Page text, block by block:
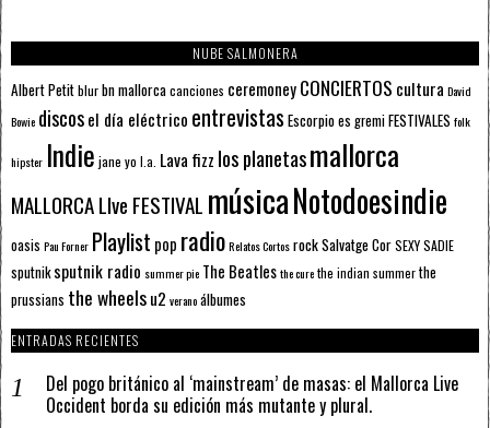
NUBE SALMONERA
Albert Petitblurbn mallorcacanciones ceremoneyCONCIERTOS cultura David
Bowie discosel día eléctrico entrevistas Escorpioes gremiFESTIVALES folk
hipster Indie jane yo l.a. Lava fizz los planetasmallorca
MALLORCA LIve FESTIVAL músicaNotodoesindie
oasis Pau Forner Playlist pop radioRelatos CortosrockSalvatge CorSEXY SADIE
sputnik sputnik radio summer pie The Beatlesthe curethe indian summerthe
prussians the wheelsu2 veranoálbumes
ENTRADAS RECIENTES
Del pogo británico al ‘mainstream’ de masas: el Mallorca Live
Occident borda su edición más mutante y plural.